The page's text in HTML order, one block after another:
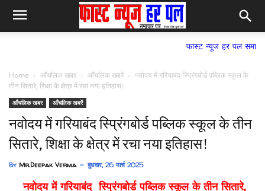
फास्ट न्यूज हर पल समाचार पत्र,
Home आँचलिक खबर आँचलिक खबरें
नवोदय में गरियाबंद स्प्रिंगबोर्ड पब्लिक स्कूल के
तीन सितारे, शिक्षा के क्षेत्र में रचा नया इतिहास!
आँचलिक खबर आँचलिक खबरें
नवोदय में गरियाबंद स्प्रिंगबोर्ड पब्लिक स्कूल के तीन
सितारे, शिक्षा के क्षेत्र में रचा नया इतिहास!
By Mr.Deepak Verma बुधवार, 26 मार्च 2025
नवोदय में गरियाबंद स्प्रिंगबोर्ड पब्लिक स्कूल के तीन सितारे,